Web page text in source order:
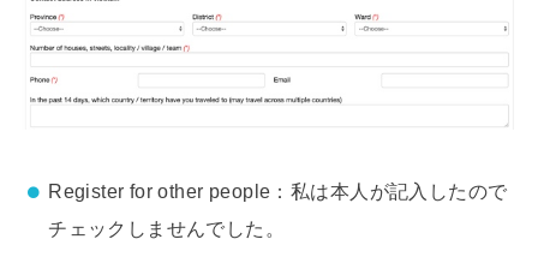
Register for other people：私は本人が記入したので
チェックしませんでした。